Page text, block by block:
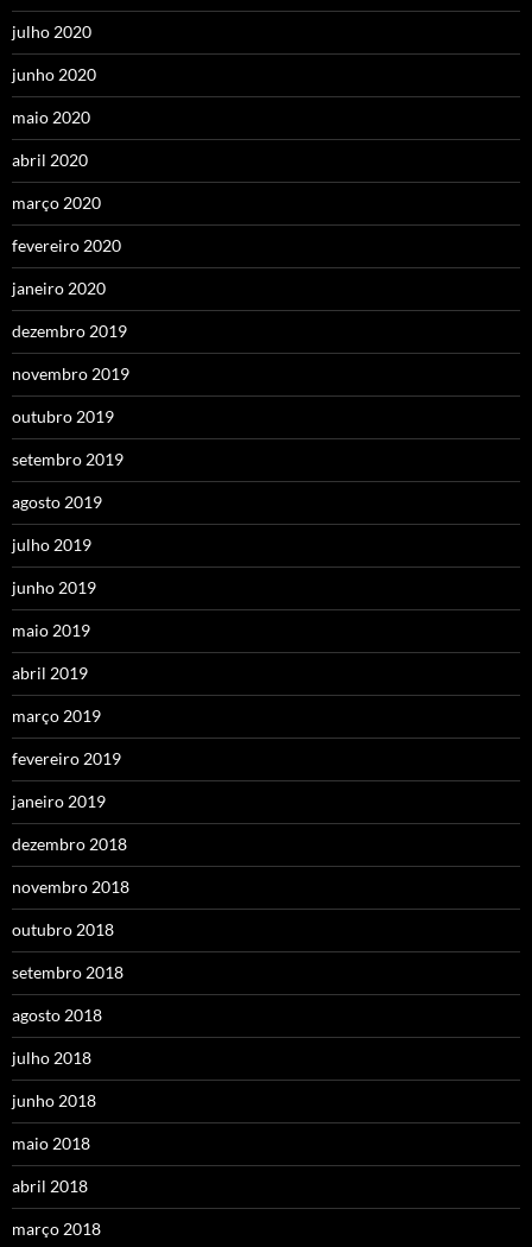
julho 2020
junho 2020
maio 2020
abril 2020
março 2020
fevereiro 2020
janeiro 2020
dezembro 2019
novembro 2019
outubro 2019
setembro 2019
agosto 2019
julho 2019
junho 2019
maio 2019
abril 2019
março 2019
fevereiro 2019
janeiro 2019
dezembro 2018
novembro 2018
outubro 2018
setembro 2018
agosto 2018
julho 2018
junho 2018
maio 2018
abril 2018
março 2018